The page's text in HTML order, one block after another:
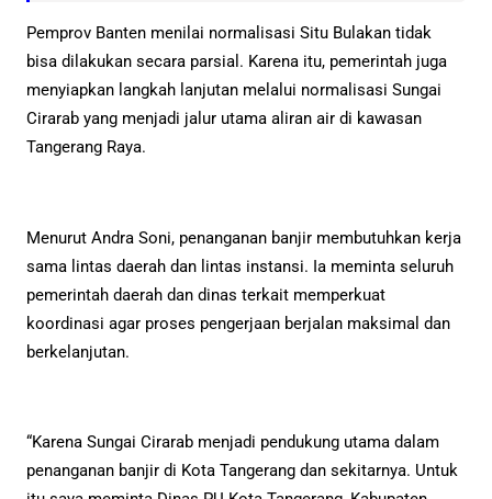
Pemprov Banten menilai normalisasi Situ Bulakan tidak
bisa dilakukan secara parsial. Karena itu, pemerintah juga
menyiapkan langkah lanjutan melalui normalisasi Sungai
Cirarab yang menjadi jalur utama aliran air di kawasan
Tangerang Raya.
Menurut Andra Soni, penanganan banjir membutuhkan kerja
sama lintas daerah dan lintas instansi. Ia meminta seluruh
pemerintah daerah dan dinas terkait memperkuat
koordinasi agar proses pengerjaan berjalan maksimal dan
berkelanjutan.
“Karena Sungai Cirarab menjadi pendukung utama dalam
penanganan banjir di Kota Tangerang dan sekitarnya. Untuk